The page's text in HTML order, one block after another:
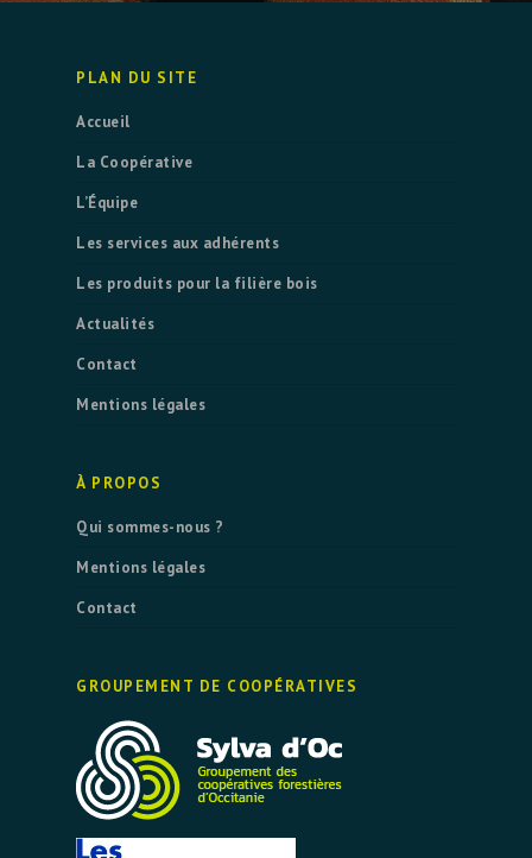
PLAN DU SITE
Accueil
La Coopérative
L’Équipe
Les services aux adhérents
Les produits pour la filière bois
Actualités
Contact
Mentions légales
À PROPOS
Qui sommes-nous ?
Mentions légales
Contact
GROUPEMENT DE COOPÉRATIVES